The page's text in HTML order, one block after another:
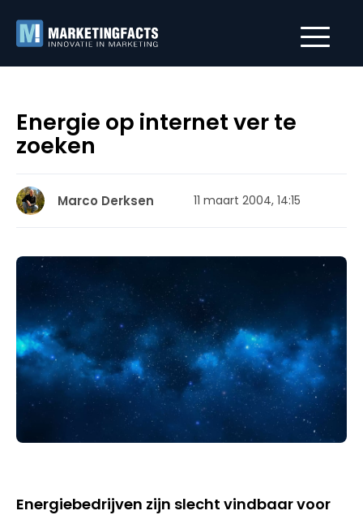
Energie op internet ver te
zoeken
Marco Derksen 11 maart 2004, 14:15
Energiebedrijven zijn slecht vindbaar voor